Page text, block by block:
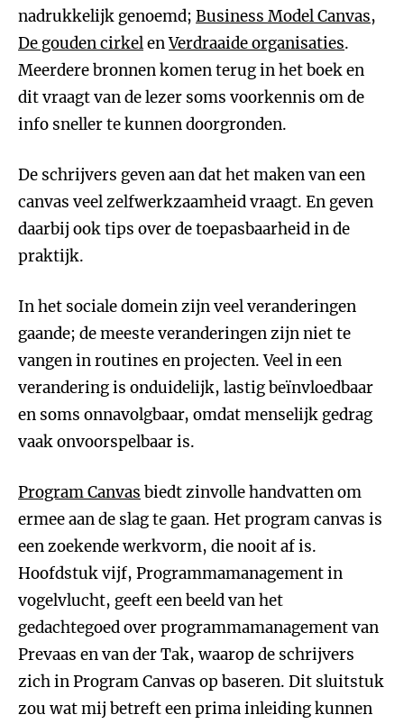
nadrukkelijk genoemd; Business Model Canvas,
De gouden cirkelenVerdraaide organisaties.
Meerdere bronnen komen terug in het boek en
dit vraagt van de lezer soms voorkennis om de
info sneller te kunnen doorgronden.
De schrijvers geven aan dat het maken van een
canvas veel zelfwerkzaamheid vraagt. En geven
daarbij ook tips over de toepasbaarheid in de
praktijk.
In het sociale domein zijn veel veranderingen
gaande; de meeste veranderingen zijn niet te
vangen in routines en projecten. Veel in een
verandering is onduidelijk, lastig beïnvloedbaar
en soms onnavolgbaar, omdat menselijk gedrag
vaak onvoorspelbaar is.
Program Canvas biedt zinvolle handvatten om
ermee aan de slag te gaan. Het program canvas is
een zoekende werkvorm, die nooit af is.
Hoofdstuk vijf, Programmamanagement in
vogelvlucht, geeft een beeld van het
gedachtegoed over programmamanagement van
Prevaas en van der Tak, waarop de schrijvers
zich in Program Canvas op baseren. Dit sluitstuk
zou wat mij betreft een prima inleiding kunnen